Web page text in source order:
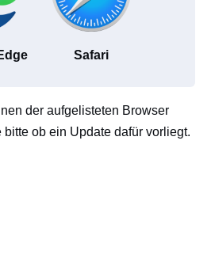
Safari
der aufgelisteten Browser
ob ein Update dafür vorliegt.